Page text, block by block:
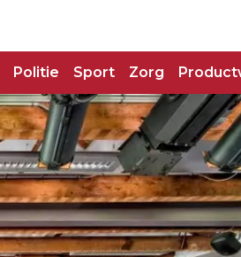
Politie Sport Zorg